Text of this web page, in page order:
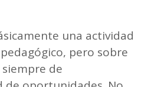
una actividad
pero sobre
de